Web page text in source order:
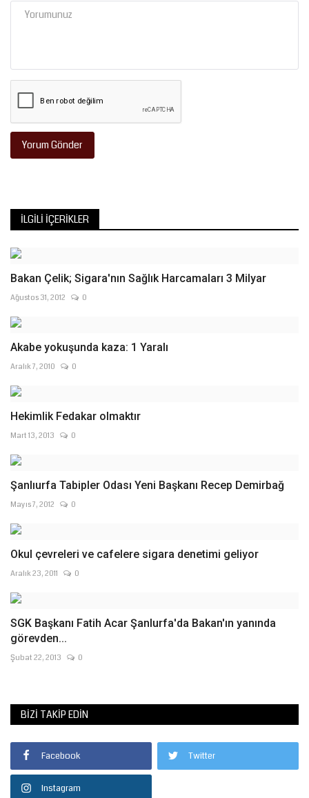
Yorum Gönder
İLGILI İÇERIKLER
Bakan Çelik; Sigara'nın Sağlık Harcamaları 3 Milyar
Ağustos 31, 2012 0
Akabe yokuşunda kaza: 1 Yaralı
Aralık 7, 2010 0
Hekimlik Fedakar olmaktır
Mart 13, 2013 0
Şanlıurfa Tabipler Odası Yeni Başkanı Recep Demirbağ
Mayıs 7, 2012 0
Okul çevreleri ve cafelere sigara denetimi geliyor
Aralık 23, 2011 0
SGK Başkanı Fatih Acar Şanlurfa'da Bakan'ın yanında
görevden...
Şubat 22, 2013 0
BIZI TAKIP EDIN
Facebook Twitter
Instagram